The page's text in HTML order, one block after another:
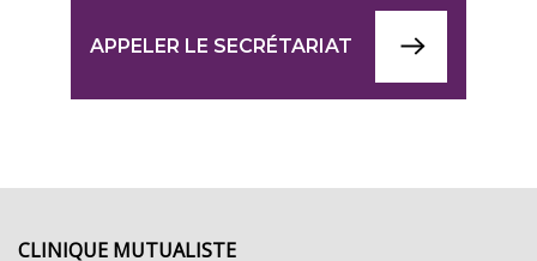
APPELER LE SECRÉTARIAT
CLINIQUE MUTUALISTE